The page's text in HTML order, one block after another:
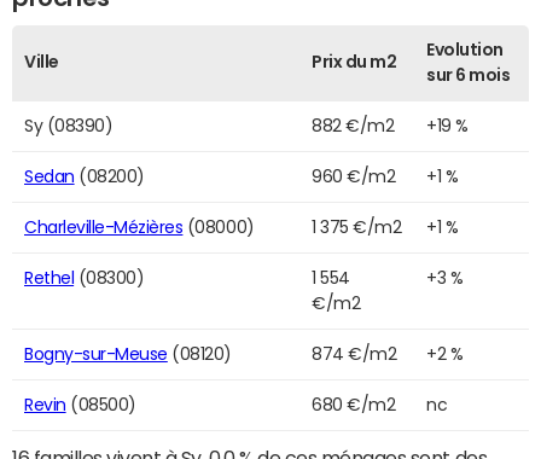
Ville Prix du m2
Evolution
sur 6 mois
Sy (08390) 882 €/m2 +19 %
Sedan (08200) 960 €/m2 +1 %
Charleville-Mézières (08000) 1 375 €/m2 +1 %
Rethel (08300)
1 554
€/m2
+3 %
Bogny-sur-Meuse (08120) 874 €/m2 +2 %
Revin (08500) 680 €/m2 nc